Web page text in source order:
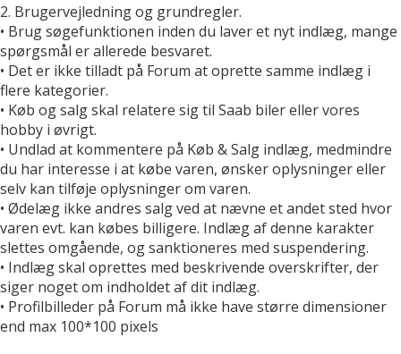
2. Brugervejledning og grundregler.
• Brug søgefunktionen inden du laver et nyt indlæg, mange
spørgsmål er allerede besvaret.
• Det er ikke tilladt på Forum at oprette samme indlæg i
flere kategorier.
• Køb og salg skal relatere sig til Saab biler eller vores
hobby i øvrigt.
• Undlad at kommentere på Køb & Salg indlæg, medmindre
du har interesse i at købe varen, ønsker oplysninger eller
selv kan tilføje oplysninger om varen.
• Ødelæg ikke andres salg ved at nævne et andet sted hvor
varen evt. kan købes billigere. Indlæg af denne karakter
slettes omgående, og sanktioneres med suspendering.
• Indlæg skal oprettes med beskrivende overskrifter, der
siger noget om indholdet af dit indlæg.
• Profilbilleder på Forum må ikke have større dimensioner
end max 100*100 pixels